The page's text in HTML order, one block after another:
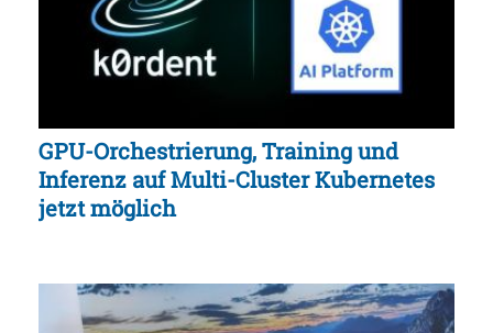
GPU-Orchestrierung, Training und
Inferenz auf Multi-Cluster Kubernetes
jetzt möglich